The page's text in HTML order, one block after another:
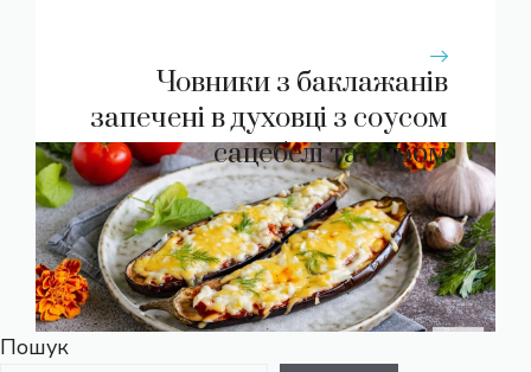
Човники з баклажанів
запечені в духовці з соусом
сацебелі та сиром
Пошук